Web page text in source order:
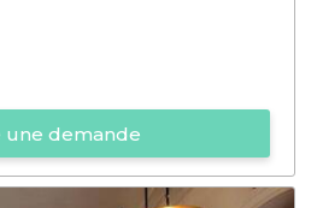
une demande